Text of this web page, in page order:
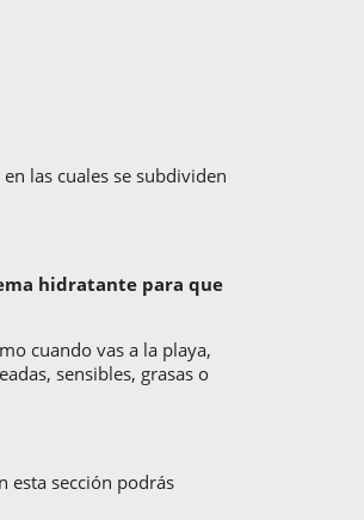
las cuales se subdividen
hidratante para que
cuando vas a la playa,
sensibles, grasas o
esta sección podrás